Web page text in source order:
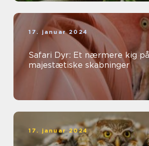
17. januar 2024
Safari Dyr: Et nærmere kig
majestætiske skabninger
17. januar 2024